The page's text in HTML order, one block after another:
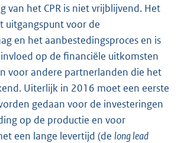
van het CPR is niet vrijblijvend. Het
uitgangspunt voor de
en het aanbestedingsproces en is
op de financiële uitkomsten
voor andere partnerlanden die het
Uiterlijk in 2016 moet een eerste
gedaan voor de investeringen
op de productie en voor
een lange levertijd (de long lead